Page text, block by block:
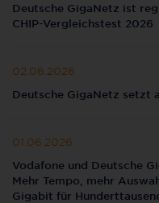
Deutsche GigaNetz ist
CHIP-Vergleichstest 2026
02.06.2026
Deutsche GigaNetz setzt
01.06.2026
Vodafone und Deutsche
Mehr Tempo, mehr
Gigabit für